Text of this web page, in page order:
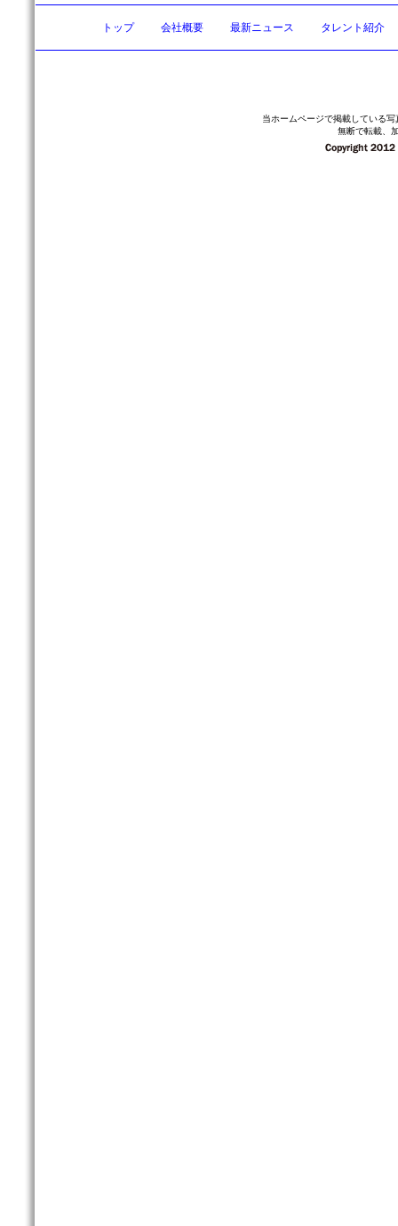
トップ 会社概要 最新ニュース タレント紹介
当ホームページで掲載している
無断で転載、